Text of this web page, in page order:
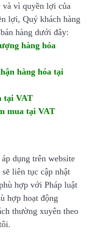
và vì quyền lợi của
lợi, Quý khách hàng
hàng dưới đây:
hàng hóa
hàng hóa tại
tại VAT
mua tại VAT
dụng trên website
liên tục cập nhật
hợp với Pháp luật
hợp hoạt động
thường xuyên theo